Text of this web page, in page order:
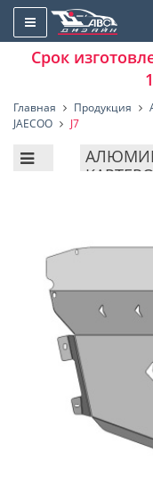
Срок
Главная Продукция
JAECOO
J7